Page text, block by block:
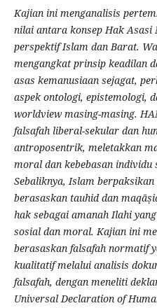
Kajian ini menganalisis
nilai antara konsep Hak
perspektif Islam dan Barat.
mengangkat prinsip keadilan
asas kemanusiaan sejagat,
aspek ontologi, epistemologi,
worldview masing-masing.
falsafah liberal-sekular dan
antroposentrik, meletakkan
moral dan kebebasan individu
Sebaliknya, Islam
berasaskan tauhid dan
hak sebagai amanah Ilahi
sosial dan moral. Kajian ini
berasaskan falsafah normatif
kualitatif melalui analisis
falsafah, dengan meneliti
Universal Declaration of